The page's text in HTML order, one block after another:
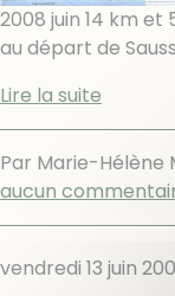
2008 juin 14 km
au départ de
Lire la suite
Par Marie-Hélène
aucun
vendredi 13 juin